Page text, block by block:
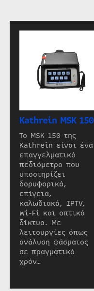
Kathrein MSK 150
Το MSK 150 της
Kathrein είναι ένα
επαγγελματικό
πεδιόμετρο που
υποστηρίζει
δορυφορικά,
επίγεια,
καλωδιακά, IPTV,
Wi-Fi και οπτικά
δίκτυα. Με
λειτουργίες όπως
ανάλυση φάσματος
σε πραγματικό
χρόν…